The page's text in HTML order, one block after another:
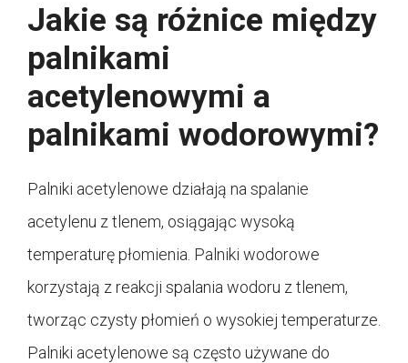
Jakie są różnice między
palnikami
acetylenowymi a
palnikami wodorowymi?
Palniki acetylenowe działają na spalanie
acetylenu z tlenem, osiągając wysoką
temperaturę płomienia. Palniki wodorowe
korzystają z reakcji spalania wodoru z tlenem,
tworząc czysty płomień o wysokiej temperaturze.
Palniki acetylenowe są często używane do